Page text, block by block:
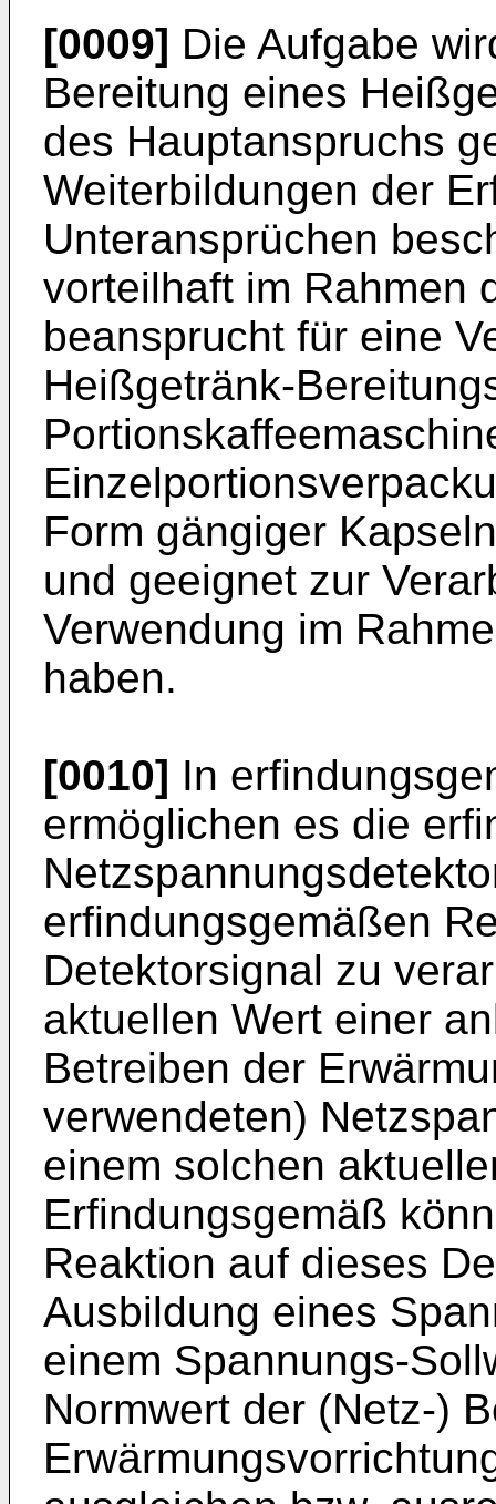
[0009] Die Aufgabe
Bereitung eines
des Hauptanspruchs
Weiterbildungen der
Unteransprüchen
vorteilhaft im Rahmen
beansprucht für eine
Heißgetränk-
Form gängiger
und geeignet zur
Verwendung im
haben.
[0010] In
ermöglichen es die
erfindungsgemäßen
Detektorsignal zu
aktuellen Wert einer
Betreiben der
verwendeten)
einem solchen
Erfindungsgemäß
Reaktion auf dieses
Ausbildung eines
einem Spannungs-
Normwert der (Netz-)